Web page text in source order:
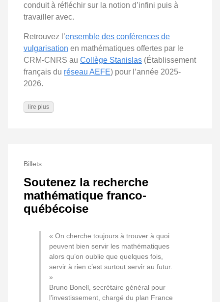
conduit à réfléchir sur la notion d’infini puis à
travailler avec.
Retrouvez l’ensemble des conférences de
vulgarisation en mathématiques offertes par le
CRM-CNRS au Collège Stanislas (Établissement
français du réseau AEFE) pour l’année 2025-
2026.
lire plus
Billets
Soutenez la recherche
mathématique franco-
québécoise
« On cherche toujours à trouver à quoi
peuvent bien servir les mathématiques
alors qu’on oublie que quelques fois,
servir à rien c’est surtout servir au futur.
»
Bruno Bonell, secrétaire général pour
l’investissement, chargé du plan France